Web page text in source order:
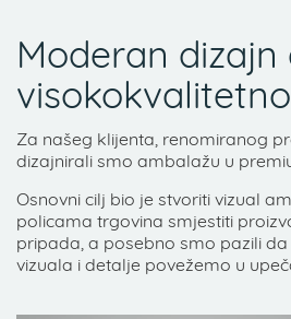
Moderan dizajn
Za našeg klijenta, renomiranog
dizajnirali smo ambalažu u
Osnovni cilj bio je stvoriti vizual
policama trgovina smjestiti
pripada, a posebno smo pazili
vizuala i detalje povežemo u